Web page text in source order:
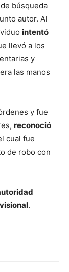
búsqueda
autor. Al
intentó
llevó a los
y
las manos
y fue
reconoció
cual fue
de robo con
.